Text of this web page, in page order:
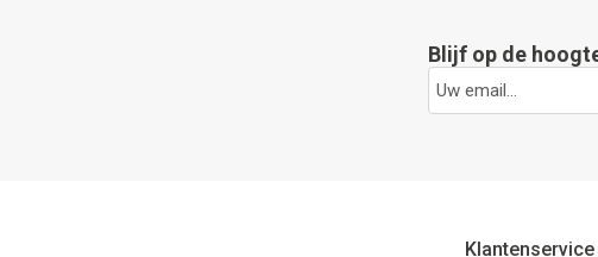
Blijf op de
Klantenservice